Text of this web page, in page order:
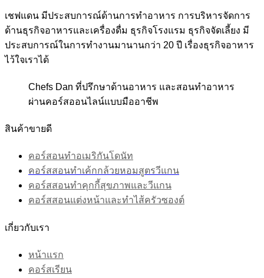
เชฟแดน มีประสบการณ์ด้านการทำอาหาร การบริหารจัดการ
ด้านธุรกิจอาหารและเครื่องดื่ม ธุรกิจโรงแรม ธุรกิจจัดเลี้ยง มี
ประสบการณ์ในการทำงานมานานกว่า 20 ปี เรื่องธุรกิจอาหาร
ไว้ใจเราได้
Chefs Dan ที่ปรึกษาด้านอาหาร และสอนทำอาหาร
ผ่านคอร์สออนไลน์แบบมืออาชีพ
สินค้าขายดี
คอร์สอนทำอเมริกันโดนัท
คอร์สสอนทำเค้กกล้วยหอมสูตรวีแกน
คอร์สสอนทำคุกกี้สุขภาพและวีแกน
คอร์สสอนแต่งหน้าและทำไส้ครัวซองต์
เกี่ยวกับเรา
หน้าแรก
คอร์สเรียน